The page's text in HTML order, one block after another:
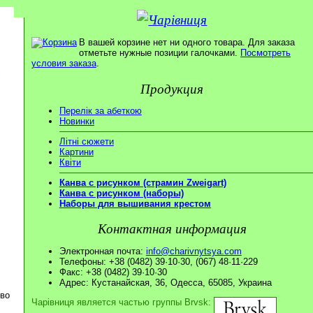
В вашей корзине нет ни одного товара. Для заказа
отметьте нужные позиции галочками. Посмотреть
условия заказа.
Продукция
Перелік за абеткою
Новинки
Літні сюжети
Картини
Квіти
Канва с рисунком (страмин Zweigart)
Канва с рисунком (наборы)
Наборы для вышивания крестом
Контактная информация
Электронная почта: info@charivnytsya.com
Телефоны: +38 (0482) 39·10·30, (067) 48·11·229
Факс: +38 (0482) 39·10·30
Адрес: Кустанайская, 36, Одесса, 65085, Украина
Чарівниця является частью группы Brvsk: